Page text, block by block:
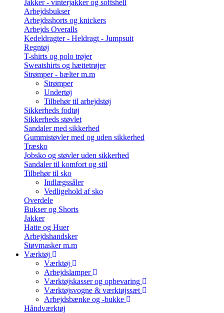
Jakker - vinterjakker og softshell
Arbejdsbukser
Arbejdsshorts og knickers
Arbejds Overalls
Kedeldragter - Heldragt - Jumpsuit
Regntøj
T-shirts og polo trøjer
Sweatshirts og hættetrøjer
Strømper - bælter m.m
Strømper
Undertøj
Tilbehør til arbejdstøj
Sikkerheds fodtøj
Sikkerheds støvlet
Sandaler med sikkerhed
Gummistøvler med og uden sikkerhed
Træsko
Jobsko og støvler uden sikkerhed
Sandaler til komfort og stil
Tilbehør til sko
Indlægssåler
Vedligehold af sko
Overdele
Bukser og Shorts
Jakker
Hatte og Huer
Arbejdshandsker
Støvmasker m.m
Værktøj
Værktøj
Arbejdslamper
Værktøjskasser og opbevaring
Værktøjsvogne & værktøjssæt
Arbejdsbænke og -bukke
Håndværktøj